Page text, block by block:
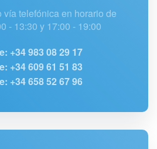
vía telefónica en horario de
- 13:30 y 17:00 - 19:00
+34 983 08 29 17
+34 609 61 51 83
+34 658 52 67 96